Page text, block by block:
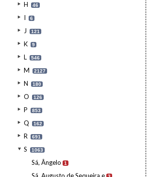
H 46
I 6
J 121
K 9
L 546
M 2127
N 180
O 126
P 853
Q 162
R 691
S 1063
Sá, Ângelo 1